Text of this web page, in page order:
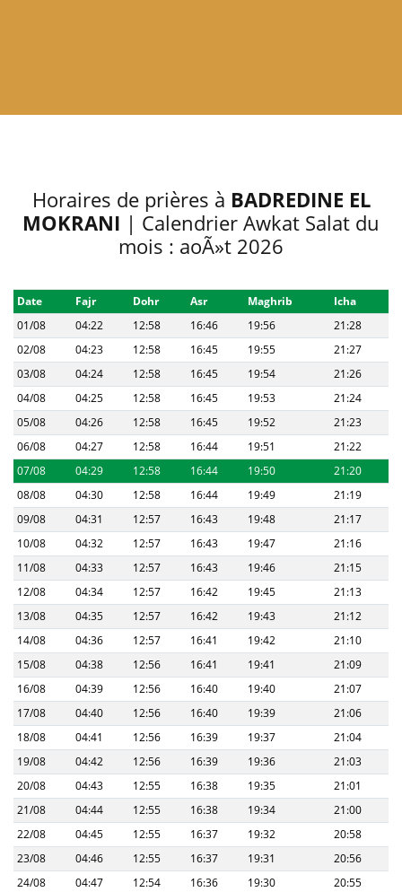
Horaires de prières à BADREDINE EL
MOKRANI | Calendrier Awkat Salat du
mois : aoÃ»t 2026
Date Fajr Dohr Asr Maghrib
Icha
01/08
04:22 12:58 16:46 19:56
21:28
02/08
04:23 12:58 16:45 19:55
21:27
03/08
04:24 12:58 16:45 19:54
21:26
04/08
04:25 12:58 16:45 19:53
21:24
05/08
04:26 12:58 16:45 19:52
21:23
06/08
04:27 12:58 16:44 19:51
21:22
07/08
04:29 12:58 16:44 19:50
21:20
08/08
04:30 12:58 16:44 19:49
21:19
09/08
04:31 12:57 16:43 19:48
21:17
10/08
04:32 12:57 16:43 19:47
21:16
11/08
04:33 12:57 16:43 19:46
21:15
12/08
04:34 12:57 16:42 19:45
21:13
13/08
04:35 12:57 16:42 19:43
21:12
14/08
04:36 12:57 16:41 19:42
21:10
15/08
04:38 12:56 16:41 19:41
21:09
16/08
04:39 12:56 16:40 19:40
21:07
17/08
04:40 12:56 16:40 19:39
21:06
18/08
04:41 12:56 16:39 19:37
21:04
19/08
04:42 12:56 16:39 19:36
21:03
20/08
04:43 12:55 16:38 19:35
21:01
21/08
04:44 12:55 16:38 19:34
21:00
22/08
04:45 12:55 16:37 19:32
20:58
23/08
04:46 12:55 16:37 19:31
20:56
24/08
04:47 12:54 16:36 19:30
20:55